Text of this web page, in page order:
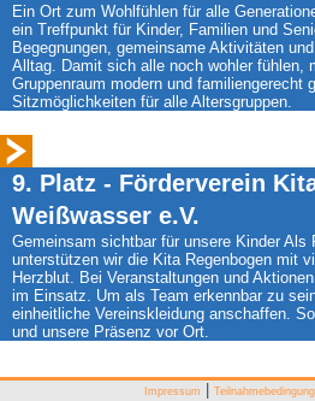
Ein Ort zum Wohlfühlen für alle
ein Treffpunkt für Kinder, Familien und
Begegnungen, gemeinsame Aktivitäten
Alltag. Damit sich alle noch wohler fühlen,
Gruppenraum modern und familiengerecht
Sitzmöglichkeiten für alle Altersgruppen.
9. Platz - Förderverein
Weißwasser e.V.
Gemeinsam sichtbar für unsere Kinder Als
unterstützen wir die Kita Regenbogen mit
Herzblut. Bei Veranstaltungen und
im Einsatz. Um als Team erkennbar zu
einheitliche Vereinskleidung anschaffen.
und unsere Präsenz vor Ort.
Impressum